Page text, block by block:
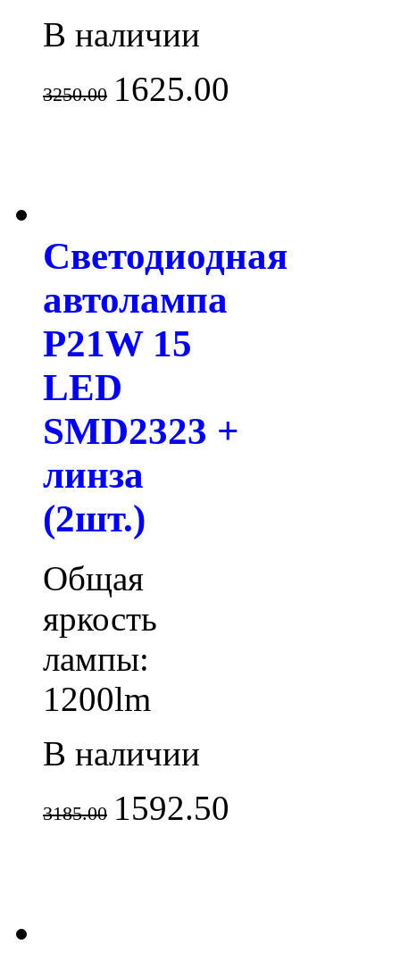
В наличии
3250.00 1625.00
Светодиодная
автолампа
P21W 15
LED
SMD2323 +
линза
(2шт.)
Общая
яркость
лампы:
1200lm
В наличии
3185.00 1592.50